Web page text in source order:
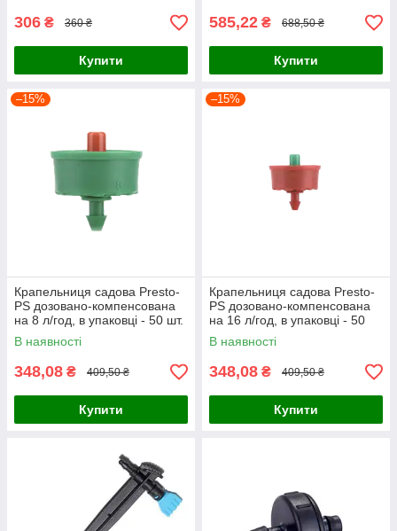
306 ₴ 360 ₴
Купити
585,22 ₴ 688,50 ₴
Купити
–15%
Крапельниця садова Presto-
PS дозовано-компенсована
на 8 л/год, в упаковці - 50 шт.
(5108)
В наявності
348,08 ₴ 409,50 ₴
Купити
–15%
Крапельниця садова Presto-
PS дозовано-компенсована
на 16 л/год, в упаковці - 50
шт. (5116)
В наявності
348,08 ₴ 409,50 ₴
Купити